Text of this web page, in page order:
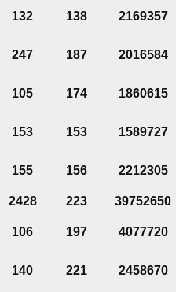
132 138 2169357
247 187 2016584
105 174 1860615
153 153 1589727
155 156 2212305
2428 223
39752650
106 197 4077720
140 221 2458670